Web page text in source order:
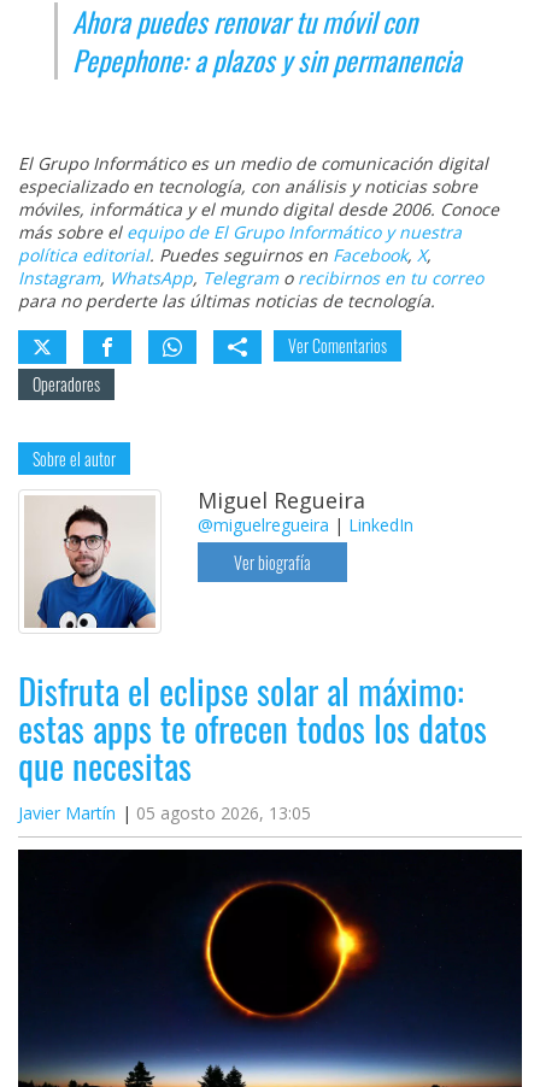
Ahora puedes renovar tu móvil con
Pepephone: a plazos y sin permanencia
El Grupo Informático es un medio de comunicación digital
especializado en tecnología, con análisis y noticias sobre
móviles, informática y el mundo digital desde 2006. Conoce
más sobre el equipo de El Grupo Informático y nuestra
política editorial. Puedes seguirnos en Facebook, X,
Instagram, WhatsApp, Telegramo recibirnos en tu correo
para no perderte las últimas noticias de tecnología.
Ver Comentarios
Operadores
Sobre el autor
Miguel Regueira
@miguelregueira | LinkedIn
Ver biografía
Disfruta el eclipse solar al máximo:
estas apps te ofrecen todos los datos
que necesitas
Javier Martín 05 agosto 2026, 13:05